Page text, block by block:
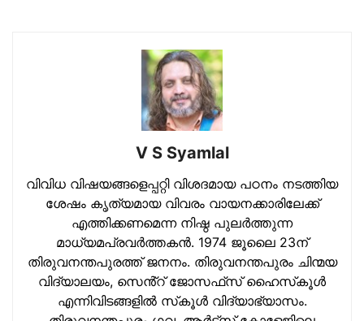
V S Syamlal
വിവിധ വിഷയങ്ങളെപ്പറ്റി വിശദമായ പഠനം നടത്തിയ
ശേഷം കൃത്യമായ വിവരം വായനക്കാരിലേക്ക്
എത്തിക്കണമെന്ന നിഷ്ഠ പുലര്‍ത്തുന്ന
മാധ്യമപ്രവര്‍ത്തകന്‍. 1974 ജൂലൈ 23ന്
തിരുവനന്തപുരത്ത് ജനനം. തിരുവനന്തപുരം ചിന്മയ
വിദ്യാലയം, സെൻ്റ് ജോസഫ്‌സ് ഹൈസ്‌കൂള്‍
എന്നിവിടങ്ങളില്‍ സ്‌കൂള്‍ വിദ്യാഭ്യാസം.